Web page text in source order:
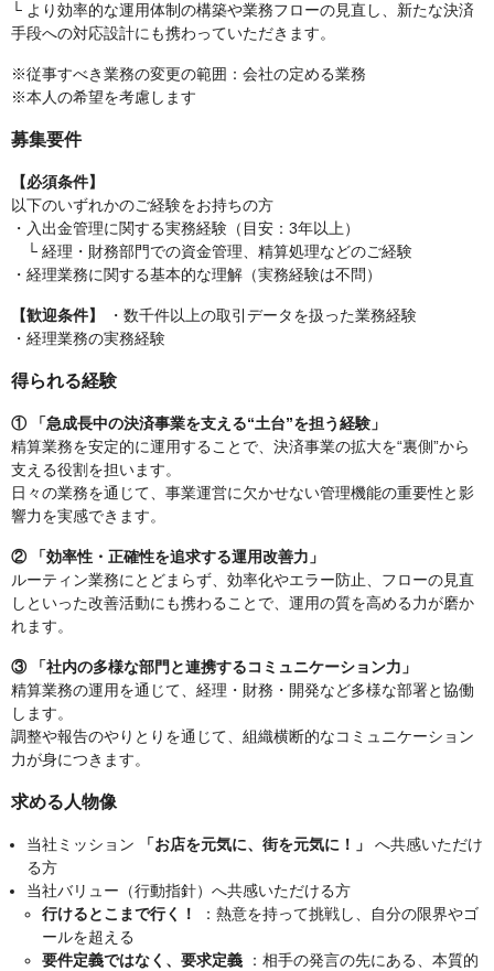
└ より効率的な運用体制の構築や業務フローの見直し、新たな決済
手段への対応設計にも携わっていただきます。
※従事すべき業務の変更の範囲：会社の定める業務
※本人の希望を考慮します
募集要件
【必須条件】
以下のいずれかのご経験をお持ちの方
・入出金管理に関する実務経験（目安：3年以上）
└ 経理・財務部門での資金管理、精算処理などのご経験
・経理業務に関する基本的な理解（実務経験は不問）
【歓迎条件】
・数千件以上の取引データを扱った業務経験
・経理業務の実務経験
得られる経験
① 「急成長中の決済事業を支える“土台”を担う経験」
精算業務を安定的に運用することで、決済事業の拡大を“裏側”から
支える役割を担います。
日々の業務を通じて、事業運営に欠かせない管理機能の重要性と影
響力を実感できます。
② 「効率性・正確性を追求する運用改善力」
ルーティン業務にとどまらず、効率化やエラー防止、フローの見直
しといった改善活動にも携わることで、運用の質を高める力が磨か
れます。
③ 「社内の多様な部門と連携するコミュニケーション力」
精算業務の運用を通じて、経理・財務・開発など多様な部署と協働
します。
調整や報告のやりとりを通じて、組織横断的なコミュニケーション
力が身につきます。
求める人物像
当社ミッション 「お店を元気に、街を元気に！」
へ共感いただけ
る方
当社バリュー（行動指針）へ共感いただける方
行けるとこまで行く！
：熱意を持って挑戦し、自分の限界やゴ
ールを超える
要件定義ではなく、要求定義 ：相手の発言の先にある、本質的